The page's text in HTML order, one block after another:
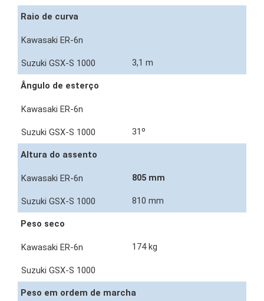
Raio de curva
3,1 m
Ângulo de esterço
31º
Altura do assento
805 mm
810 mm
Peso seco
174 kg
Peso em ordem de marcha